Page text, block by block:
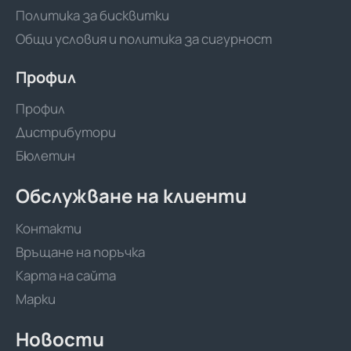
Политика за бисквитки
Общи условия и политика за сигурност
Профил
Профил
Дистрибутори
Бюлетин
Обслужване на клиенти
Контакти
Връщане на поръчка
Карта на сайта
Марки
Новости